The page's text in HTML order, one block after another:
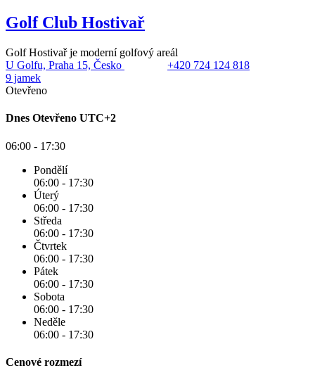
Golf Club Hostivař
Golf Hostivař je moderní golfový areál
U Golfu, Praha 15, Česko
+420 724 124 818
9 jamek
Otevřeno
Dnes Otevřeno UTC+2
06:00 - 17:30
Pondělí
06:00 - 17:30
Úterý
06:00 - 17:30
Středa
06:00 - 17:30
Čtvrtek
06:00 - 17:30
Pátek
06:00 - 17:30
Sobota
06:00 - 17:30
Neděle
06:00 - 17:30
Cenové rozmezí